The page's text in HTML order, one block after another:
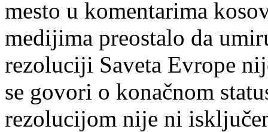
mesto u komentarima
medijima preostalo da
rezoluciji Saveta Evrope
se govori o konačnom
rezolucijom nije ni